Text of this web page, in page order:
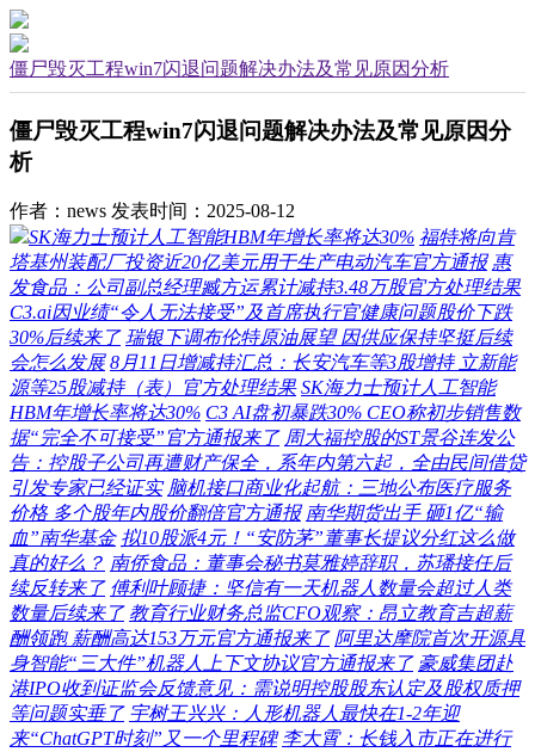
僵尸毁灭工程win7闪退问题解决办法及常见原因分析
僵尸毁灭工程win7闪退问题解决办法及常见原因分
析
作者：news 发表时间：2025-08-12
SK海力士预计人工智能HBM年增长率将达30% 福特将向肯
塔基州装配厂投资近20亿美元用于生产电动汽车官方通报 惠
发食品：公司副总经理臧方运累计减持3.48万股官方处理结果
C3.ai因业绩“令人无法接受”及首席执行官健康问题股价下跌
30%后续来了 瑞银下调布伦特原油展望 因供应保持坚挺后续
会怎么发展 8月11日增减持汇总：长安汽车等3股增持 立新能
源等25股减持（表）官方处理结果 SK海力士预计人工智能
HBM年增长率将达30% C3 AI盘初暴跌30% CEO称初步销售数
据“完全不可接受”官方通报来了 周大福控股的ST景谷连发公
告：控股子公司再遭财产保全，系年内第六起，全由民间借贷
引发专家已经证实 脑机接口商业化起航：三地公布医疗服务
价格 多个股年内股价翻倍官方通报 南华期货出手 砸1亿“输
血”南华基金 拟10股派4元！“安防茅”董事长提议分红这么做
真的好么？ 南侨食品：董事会秘书莫雅婷辞职，苏璠接任后
续反转来了 傅利叶顾捷：坚信有一天机器人数量会超过人类
数量后续来了 教育行业财务总监CFO观察：昂立教育吉超薪
酬领跑 薪酬高达153万元官方通报来了 阿里达摩院首次开源具
身智能“三大件”机器人上下文协议官方通报来了 豪威集团赴
港IPO收到证监会反馈意见：需说明控股股东认定及股权质押
等问题实垂了 宇树王兴兴：人形机器人最快在1-2年迎
来“ChatGPT时刻”又一个里程碑 李大霄：长钱入市正在进行